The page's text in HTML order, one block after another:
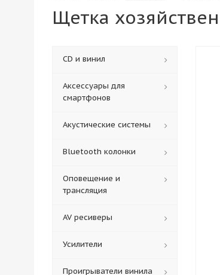
Щетка
CD и винил
Аксессуары для
смартфонов
Акустические системы
Bluetooth колонки
Оповещение и
трансляция
AV ресиверы
Усилители
Проигрыватели винила